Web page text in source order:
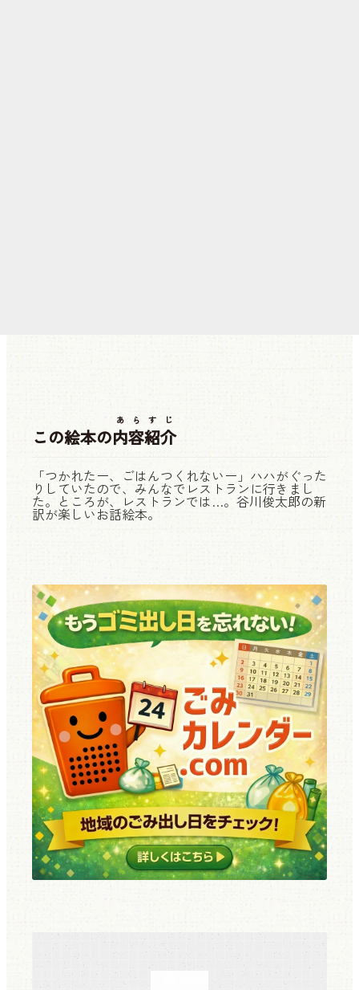
この絵本の内容紹介
あらすじ
「つかれたー、ごはんつくれないー」ハハがぐった
りしていたので、みんなでレストランに行きまし
た。ところが、レストランでは…。谷川俊太郎の新
訳が楽しいお話絵本。